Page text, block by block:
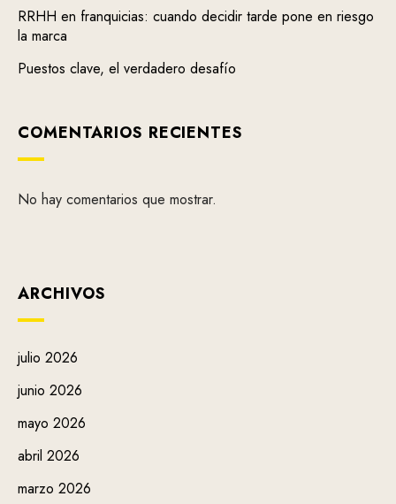
RRHH en franquicias: cuando decidir tarde pone en riesgo
la marca
Puestos clave, el verdadero desafío
COMENTARIOS RECIENTES
No hay comentarios que mostrar.
ARCHIVOS
julio 2026
junio 2026
mayo 2026
abril 2026
marzo 2026